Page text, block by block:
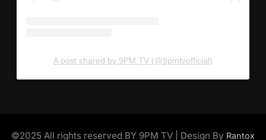
A post shared by 9PM TV (@9pmtvofficial)
©2025 All rights reserved BY 9PM TV | Design By Rantox